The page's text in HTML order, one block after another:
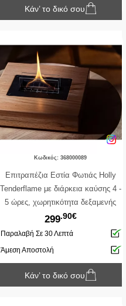
Κάν’ το δικό σου
Κωδικός: 368000089
Επιτραπέζια Εστία Φωτιάς Holly
Tenderflame με διάρκεια καύσης 4 -
5 ώρες, χωρητικότητα δεξαμενής
500ml και διαστάσεις 30x30x11cm -
Natural
299.90€
Παραλαβή Σε 30 Λεπτά
Άμεση Αποστολή
Κάν’ το δικό σου